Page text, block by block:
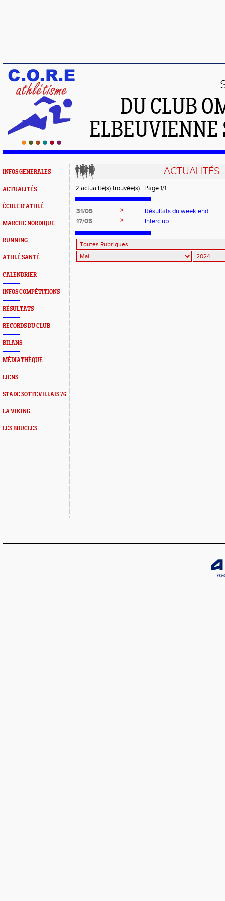
DU CLUB
INFOS GENERALES
ACTUALITÉS
ÉCOLE D'ATHLÉ
MARCHE NORDIQUE
RUNNING
ATHLÉ SANTÉ
CALENDRIER
INFOS COMPÉTITIONS
RÉSULTATS
RECORDS DU CLUB
BILANS
MÉDIATHÈQUE
LIENS
STADE SOTTEVILLAIS 76
LA VIKING
LES BOUCLES
ACTUALITÉS
2 actualité(s) trouvée(s) | Page 1/1
31/05 >
Résultats du week end
17/05
> Interclub